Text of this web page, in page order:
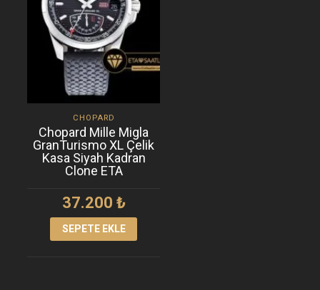
CHOPARD
Chopard Mille Migla
GranTurismo XL Çelik
Kasa Siyah Kadran
Clone ETA
37.200 ₺
SEPETE EKLE